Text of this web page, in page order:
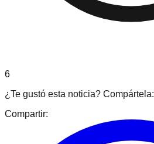
6
¿Te gustó esta noticia? Compártela:
Compartir: